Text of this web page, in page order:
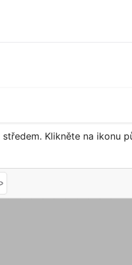
Klikněte na ikonu